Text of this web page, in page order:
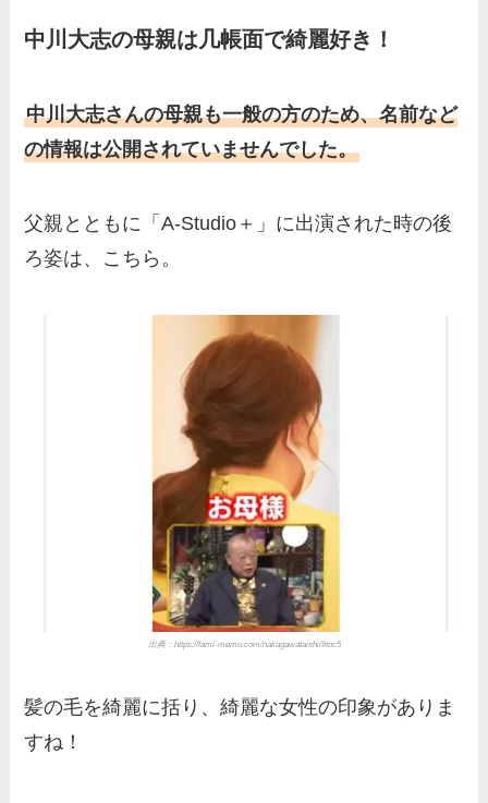
中川大志の母親は几帳面で綺麗好き！
中川大志さんの母親も一般の方のため、名前など
の情報は公開されていませんでした。
父親とともに「A-Studio＋」に出演された時の後
ろ姿は、こちら。
出典：https://fami-memo.com/nakagawataishi/#toc5
髪の毛を綺麗に括り、綺麗な女性の印象がありま
すね！